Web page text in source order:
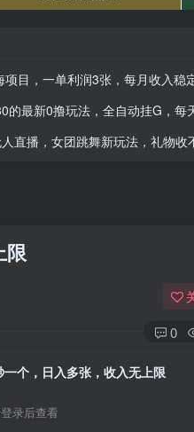
项目，一单利润3张，每月收入稳
0撸玩法，全自动挂G，每天30分钟，无脑操作，当
团跳舞新玩法，礼物收不停(含开播视频教程+软件+互动
限
0
个，日入多张，收入无上限
录后查看